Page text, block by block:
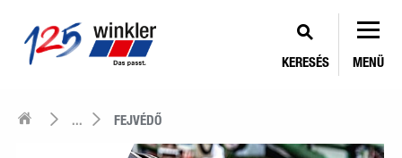
KERESÉS MENÜ
... FEJVÉDŐ